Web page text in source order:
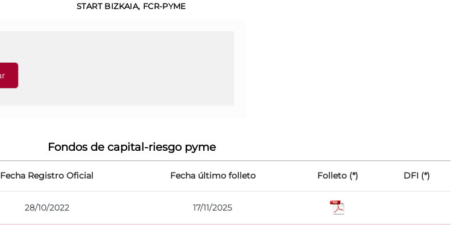
START BIZKAIA, FCR-PYME
Fondos de capital-riesgo pyme
Fecha Registro Oficial Fecha último folleto Folleto (*) DFI (*)
28/10/2022 17/11/2025